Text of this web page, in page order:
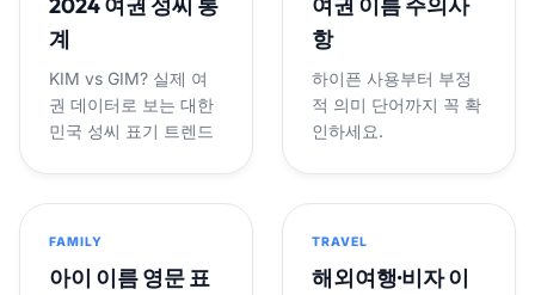
계
KIM vs GIM? 실제 여
권 데이터로 보는 대한
민국 성씨 표기 트렌드
항
하이픈 사용부터 부정
적 의미 단어까지 꼭 확
인하세요.
FAMILY
아이 이름 영문 표
TRAVEL
해외여행·비자 이